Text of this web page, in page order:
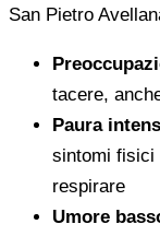
San Pietro
tacere,
Paura
sintomi fisici
respirare
Umore